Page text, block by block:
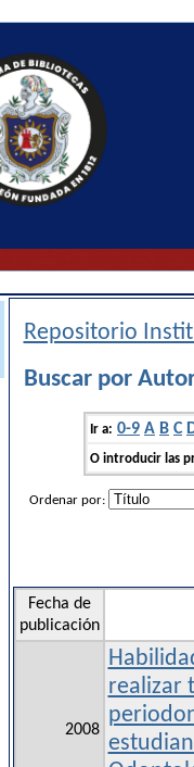
Repositorio
Buscar por
Ir a: 0-9 A B C
O introducir las
Ordenar por:
Fecha de
publicación
2008
realizar